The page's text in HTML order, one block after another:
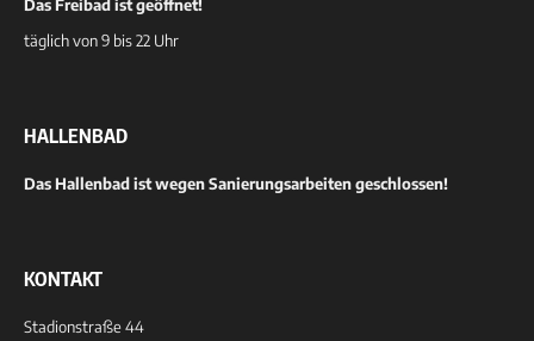
Das Freibad ist geöffnet!
täglich von 9 bis 22 Uhr
HALLENBAD
Das Hallenbad ist wegen Sanierungsarbeiten geschlossen!
KONTAKT
Stadionstraße 44